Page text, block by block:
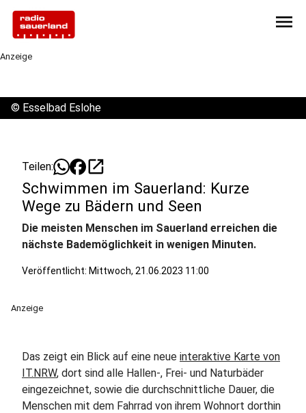
menu
Anzeige
© Esselbad Eslohe
Teilen: open_in_new
Schwimmen im Sauerland: Kurze
Wege zu Bädern und Seen
Die meisten Menschen im Sauerland erreichen die
nächste Bademöglichkeit in wenigen Minuten.
Veröffentlicht: Mittwoch, 21.06.2023 11:00
Anzeige
Das zeigt ein Blick auf eine neue interaktive Karte von
IT.NRW, dort sind alle Hallen-, Frei- und Naturbäder
eingezeichnet, sowie die durchschnittliche Dauer, die
Menschen mit dem Fahrrad von ihrem Wohnort dorthin